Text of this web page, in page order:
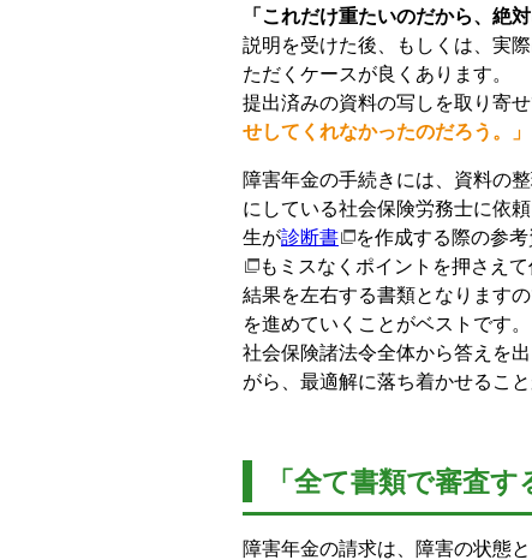
「これだけ重たいのだから、絶
説明を受けた後、もしくは、実
ただくケースが良くあります。
提出済みの資料の写しを取り寄
せしてくれなかったのだろう。」
障害年金の手続きには、資料の
にしている社会保険労務士に依
生が診断書 を作成する際の参
もミスなくポイントを押さえ
結果を左右する書類となります
を進めていくことがベストです。
社会保険諸法令全体から答えを
がら、最適解に落ち着かせること
「全て書類で審査す
障害年金の請求は、障害の状態